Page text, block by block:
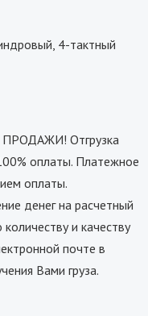
4-тактный
Отгрузка
оплаты. Платежное
оплаты.
денег на расчетный
и качеству
почте в
Вами груза.